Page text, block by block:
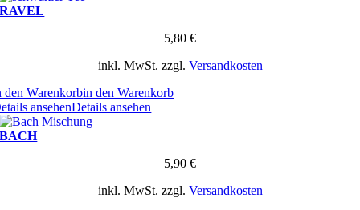
RAVEL
5,80 €
inkl. MwSt. zzgl. Versandkosten
den Warenkorbin den Warenkorb
ansehenDetails ansehen
BACH
5,90 €
inkl. MwSt. zzgl. Versandkosten